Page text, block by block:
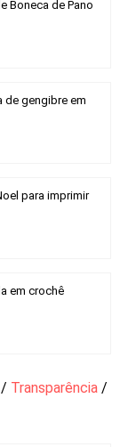
Boneca de Pano
de gengibre em
para imprimir
em crochê
/ Transparência /